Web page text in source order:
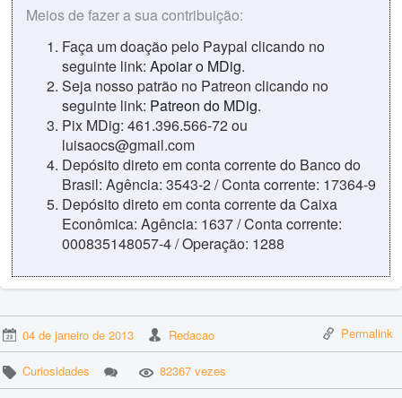
Meios de fazer a sua contribuição:
Faça um doação pelo Paypal clicando no
seguinte link: Apoiar o MDig.
Seja nosso patrão no Patreon clicando no
seguinte link: Patreon do MDig.
Pix MDig: 461.396.566-72 ou
luisaocs@gmail.com
Depósito direto em conta corrente do Banco do
Brasil: Agência: 3543-2 / Conta corrente: 17364-9
Depósito direto em conta corrente da Caixa
Econômica: Agência: 1637 / Conta corrente:
000835148057-4 / Operação: 1288
04 de janeiro de 2013 Redacao Permalink
Curiosidades 82367 vezes